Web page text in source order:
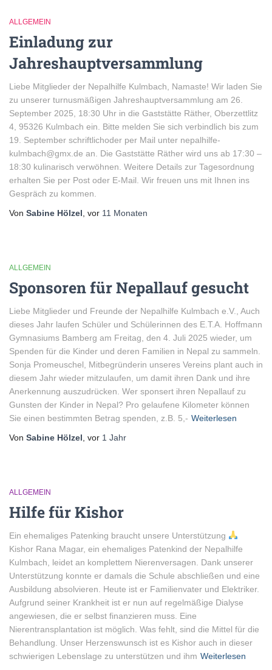
ALLGEMEIN
Einladung zur
Jahreshauptversammlung
Liebe Mitglieder der Nepalhilfe Kulmbach, Namaste! Wir laden Sie
zu unserer turnusmäßigen Jahreshauptversammlung am 26.
September 2025, 18:30 Uhr in die Gaststätte Räther, Oberzettlitz
4, 95326 Kulmbach ein. Bitte melden Sie sich verbindlich bis zum
19. September schriftlichoder per Mail unter nepalhilfe-
kulmbach@gmx.de an. Die Gaststätte Räther wird uns ab 17:30 –
18:30 kulinarisch verwöhnen. Weitere Details zur Tagesordnung
erhalten Sie per Post oder E-Mail. Wir freuen uns mit Ihnen ins
Gespräch zu kommen.
Von Sabine Hölzel , vor 11 Monaten
ALLGEMEIN
Sponsoren für Nepallauf gesucht
Liebe Mitglieder und Freunde der Nepalhilfe Kulmbach e.V., Auch
dieses Jahr laufen Schüler und Schülerinnen des E.T.A. Hoffmann
Gymnasiums Bamberg am Freitag, den 4. Juli 2025 wieder, um
Spenden für die Kinder und deren Familien in Nepal zu sammeln.
Sonja Promeuschel, Mitbegründerin unseres Vereins plant auch in
diesem Jahr wieder mitzulaufen, um damit ihren Dank und ihre
Anerkennung auszudrücken. Wer sponsert ihren Nepallauf zu
Gunsten der Kinder in Nepal? Pro gelaufene Kilometer können
Sie einen bestimmten Betrag spenden, z.B. 5,- Weiterlesen
Von Sabine Hölzel , vor 1 Jahr
ALLGEMEIN
Hilfe für Kishor
Ein ehemaliges Patenking braucht unsere Unterstützung
Kishor Rana Magar, ein ehemaliges Patenkind der Nepalhilfe
Kulmbach, leidet an komplettem Nierenversagen. Dank unserer
Unterstützung konnte er damals die Schule abschließen und eine
Ausbildung absolvieren. Heute ist er Familienvater und Elektriker.
Aufgrund seiner Krankheit ist er nun auf regelmäßige Dialyse
angewiesen, die er selbst finanzieren muss. Eine
Nierentransplantation ist möglich. Was fehlt, sind die Mittel für die
Behandlung. Unser Herzenswunsch ist es Kishor auch in dieser
schwierigen Lebenslage zu unterstützen und ihm Weiterlesen